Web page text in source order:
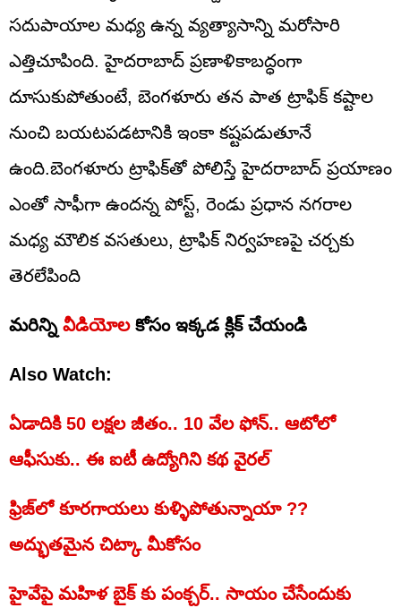
సదుపాయాల మధ్య ఉన్న వ్యత్యాసాన్ని మరోసారి
ఎత్తిచూపింది. హైదరాబాద్ ప్రణాళికాబద్ధంగా
దూసుకుపోతుంటే, బెంగళూరు తన పాత ట్రాఫిక్ కష్టాల
నుంచి బయటపడటానికి ఇంకా కష్టపడుతూనే
ఉంది.బెంగళూరు ట్రాఫిక్‌తో పోలిస్తే హైదరాబాద్ ప్రయాణం
ఎంతో సాఫీగా ఉందన్న పోస్ట్, రెండు ప్రధాన నగరాల
మధ్య మౌలిక వసతులు, ట్రాఫిక్ నిర్వహణపై చర్చకు
తెరలేపింది
మరిన్ని వీడియోలకోసం ఇక్కడ క్లిక్ చేయండి
Also Watch:
ఏడాదికి 50 లక్షల జీతం.. 10 వేల ఫోన్.. ఆటోలో
ఆఫీసుకు.. ఈ ఐటీ ఉద్యోగిని కథ వైరల్
ఫ్రిజ్‌లో కూరగాయలు కుళ్ళిపోతున్నాయా ??
అద్భుతమైన చిట్కా మీకోసం
హైవేపై మహిళ బైక్ కు పంక్చర్.. సాయం చేసేందుకు